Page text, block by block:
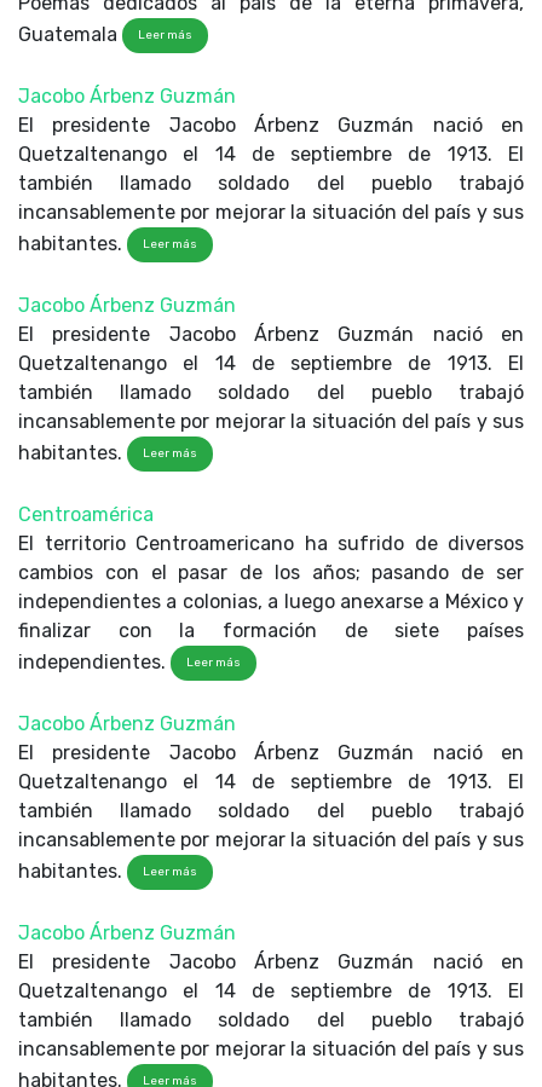
Guatemala
Leer más
Jacobo Árbenz Guzmán
El presidente Jacobo Árbenz Guzmán nació en
Quetzaltenango el 14 de septiembre de 1913. El
también llamado soldado del pueblo trabajó
incansablemente por mejorar la situación del país y sus
habitantes.
Leer más
Jacobo Árbenz Guzmán
El presidente Jacobo Árbenz Guzmán nació en
Quetzaltenango el 14 de septiembre de 1913. El
también llamado soldado del pueblo trabajó
incansablemente por mejorar la situación del país y sus
habitantes.
Leer más
Centroamérica
El territorio Centroamericano ha sufrido de diversos
cambios con el pasar de los años; pasando de ser
independientes a colonias, a luego anexarse a México y
finalizar con la formación de siete países
independientes.
Leer más
Jacobo Árbenz Guzmán
El presidente Jacobo Árbenz Guzmán nació en
Quetzaltenango el 14 de septiembre de 1913. El
también llamado soldado del pueblo trabajó
incansablemente por mejorar la situación del país y sus
habitantes.
Leer más
Jacobo Árbenz Guzmán
El presidente Jacobo Árbenz Guzmán nació en
Quetzaltenango el 14 de septiembre de 1913. El
también llamado soldado del pueblo trabajó
incansablemente por mejorar la situación del país y sus
habitantes.
Leer más